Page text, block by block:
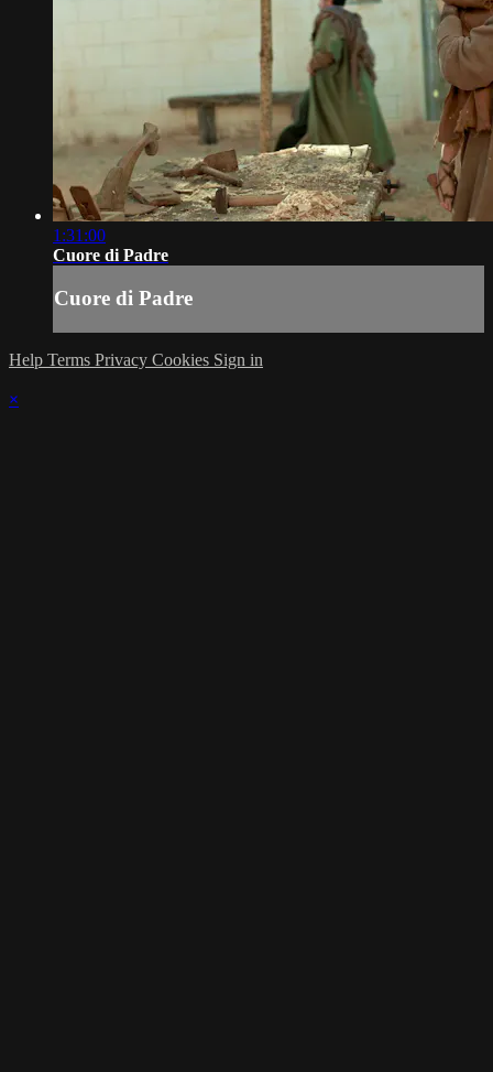
1:31:00
Cuore di Padre
Cuore di Padre
Help Terms Privacy Cookies Sign in
×